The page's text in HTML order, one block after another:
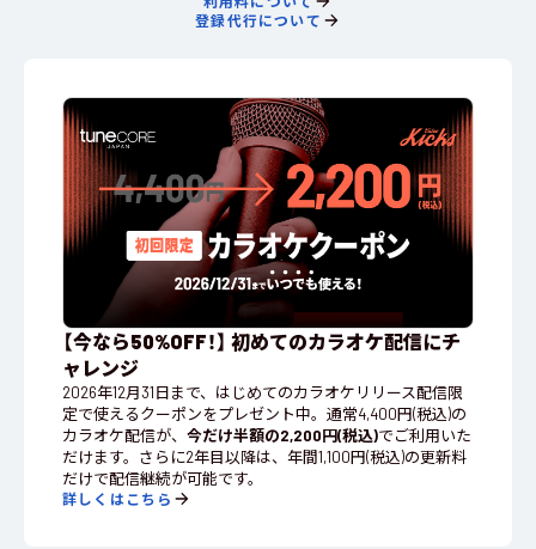
登録代行について
【今なら50%OFF！】 初めてのカラオケ配信にチ
ャレンジ
2026年12月31日まで、はじめてのカラオケリリース配信限
定で使えるクーポンをプレゼント中。通常4,400円(税込)の
カラオケ配信が、 今だけ半額の2,200円(税込)でご利用いた
だけます。さらに2年目以降は、年間1,100円(税込)の更新料
だけで配信継続が可能です。
詳しくはこちら